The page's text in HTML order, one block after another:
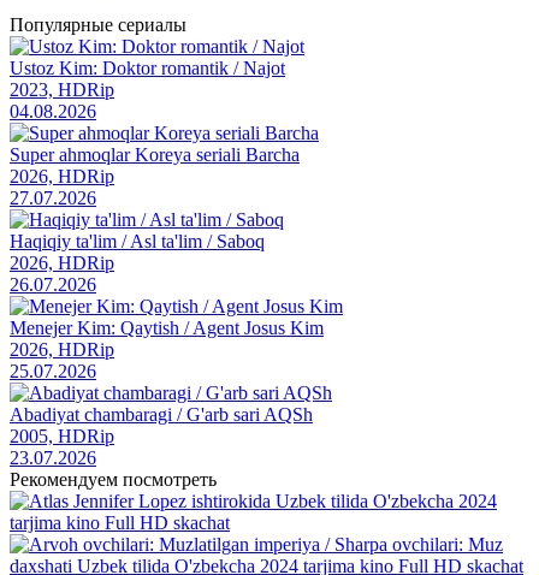
Популярные сериалы
Ustoz Kim: Doktor romantik / Najot
2023, HDRip
04.08.2026
Super ahmoqlar Koreya seriali Barcha
2026, HDRip
27.07.2026
Haqiqiy ta'lim / Asl ta'lim / Saboq
2026, HDRip
26.07.2026
Menejer Kim: Qaytish / Agent Josus Kim
2026, HDRip
25.07.2026
Abadiyat chambaragi / G'arb sari AQSh
2005, HDRip
23.07.2026
Рекомендуем посмотреть